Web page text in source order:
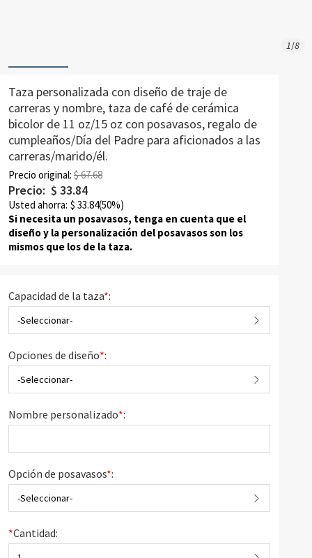
1/8
Taza personalizada con diseño de traje de
carreras y nombre, taza de café de cerámica
bicolor de 11 oz/15 oz con posavasos, regalo de
cumpleaños/Día del Padre para aficionados a las
carreras/marido/él.
Precio original: $ 67.68
Precio: $ 33.84
Usted ahorra: $ 33.84(50%)
Si necesita un posavasos, tenga en cuenta que el
diseño y la personalización del posavasos son los
mismos que los de la taza.
Capacidad de la taza*:
-Seleccionar-
Opciones de diseño*:
-Seleccionar-
Nombre personalizado*:
Opción de posavasos*:
-Seleccionar-
*Cantidad: